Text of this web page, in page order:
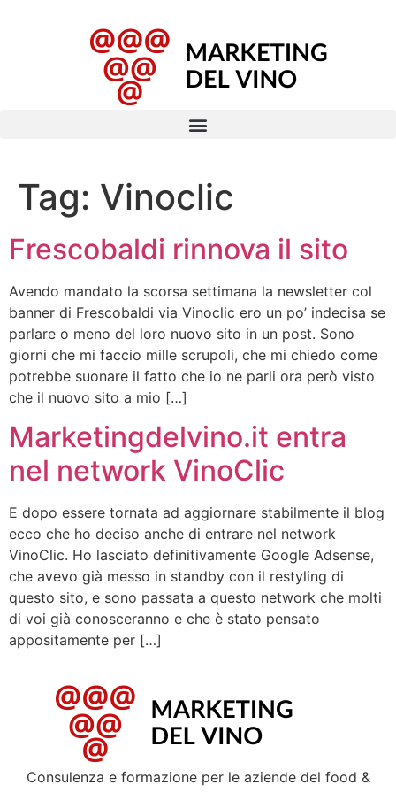
Tag: Vinoclic
Frescobaldi rinnova il sito
Avendo mandato la scorsa settimana la newsletter col
banner di Frescobaldi via Vinoclic ero un po’ indecisa se
parlare o meno del loro nuovo sito in un post. Sono
giorni che mi faccio mille scrupoli, che mi chiedo come
potrebbe suonare il fatto che io ne parli ora però visto
che il nuovo sito a mio […]
Marketingdelvino.it entra
nel network VinoClic
E dopo essere tornata ad aggiornare stabilmente il blog
ecco che ho deciso anche di entrare nel network
VinoClic. Ho lasciato definitivamente Google Adsense,
che avevo già messo in standby con il restyling di
questo sito, e sono passata a questo network che molti
di voi già conosceranno e che è stato pensato
appositamente per […]
Consulenza e formazione per le aziende del food &